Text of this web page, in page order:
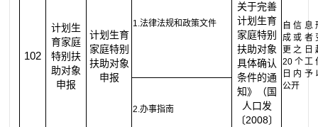
102
计划生
育家庭
特别扶
助对象
申报
计划生育
家庭特别
扶助对象
申报
1.法律法规和政策文件
关于完善
计划生育
家庭特别
扶助对象
具体确认
条件的通
知》（国
人口发
〔2008〕
自信息
成或者
更之日
20个工
日内予
公开
2.办事指南